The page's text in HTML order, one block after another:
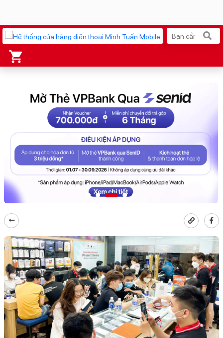
iPhone 17 Pro Max MacBook Neo giá tốt
AirTag 2 Mới Galaxy Z8 Series
Apple Watch S11 Ốp lưng Pitaka
Osmo Pocket 4 Ốp lưng Apple